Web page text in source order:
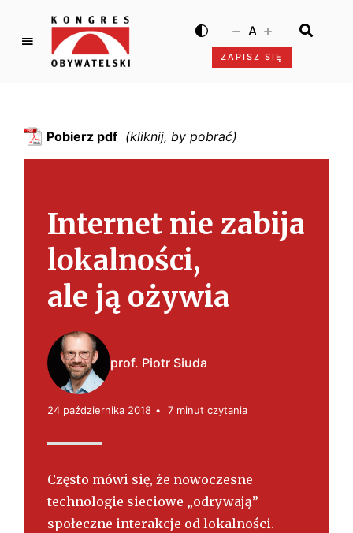
K
g
O
b
y
w
t
l
s
k
ZAPISZ SIĘ
A
Pobierz pdf
Internet nie zabija
lokalności,
ale ją ożywia
prof. Piotr Siuda
24 października 2018 7 minut czytania
Często mówi się, że nowoczesne
technologie sieciowe „odrywają”
społeczne interakcje od lokalności.